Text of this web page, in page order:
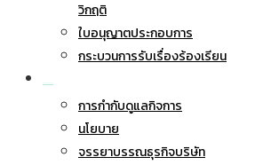
วิกฤติ
ใบอนุญาตประกอบการ
กระบวนการรับเรื่องร้องเรียน
การกำกับดูแลกิจการ
นโยบาย
จรรยาบรรณธุรกิจบริษัท